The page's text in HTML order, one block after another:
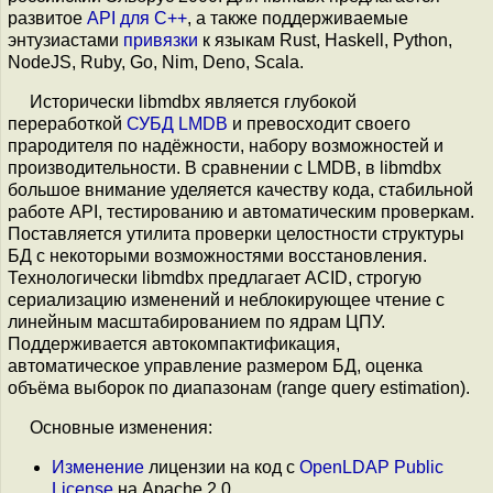
развитое API для C++, а также поддерживаемые
энтузиастами привязки к языкам Rust, Haskell, Python,
NodeJS, Ruby, Go, Nim, Deno, Scala.
Исторически libmdbx является глубокой
переработкой СУБД LMDB и превосходит своего
прародителя по надёжности, набору возможностей и
производительности. В сравнении с LMDB, в libmdbx
большое внимание уделяется качеству кода, стабильной
работе API, тестированию и автоматическим проверкам.
Поставляется утилита проверки целостности структуры
БД с некоторыми возможностями восстановления.
Технологически libmdbx предлагает ACID, строгую
сериализацию изменений и неблокирующее чтение с
линейным масштабированием по ядрам ЦПУ.
Поддерживается автокомпактификация,
автоматическое управление размером БД, оценка
объёма выборок по диапазонам (range query estimation).
Основные изменения:
Изменение лицензии на код с OpenLDAP Public
License на Apache 2.0.